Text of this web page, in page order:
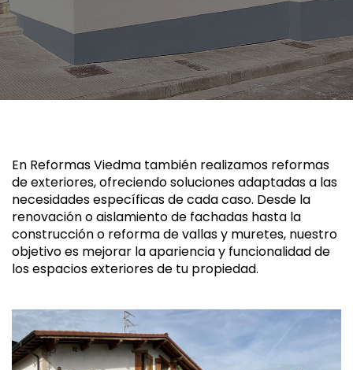
En Reformas Viedma también realizamos reformas
de exteriores, ofreciendo soluciones adaptadas a las
necesidades específicas de cada caso. Desde la
renovación o aislamiento de fachadas hasta la
construcción o reforma de vallas y muretes, nuestro
objetivo es mejorar la apariencia y funcionalidad de
los espacios exteriores de tu propiedad.